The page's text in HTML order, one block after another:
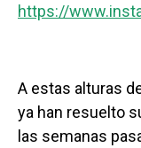
https://
A estas alturas
ya han resuelto
las semanas